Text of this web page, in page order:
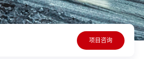
项目咨询